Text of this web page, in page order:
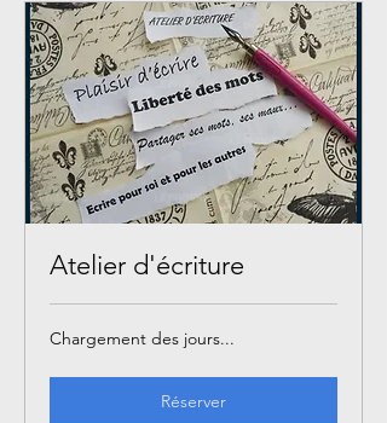
Atelier d'écriture
Chargement des jours...
Réserver